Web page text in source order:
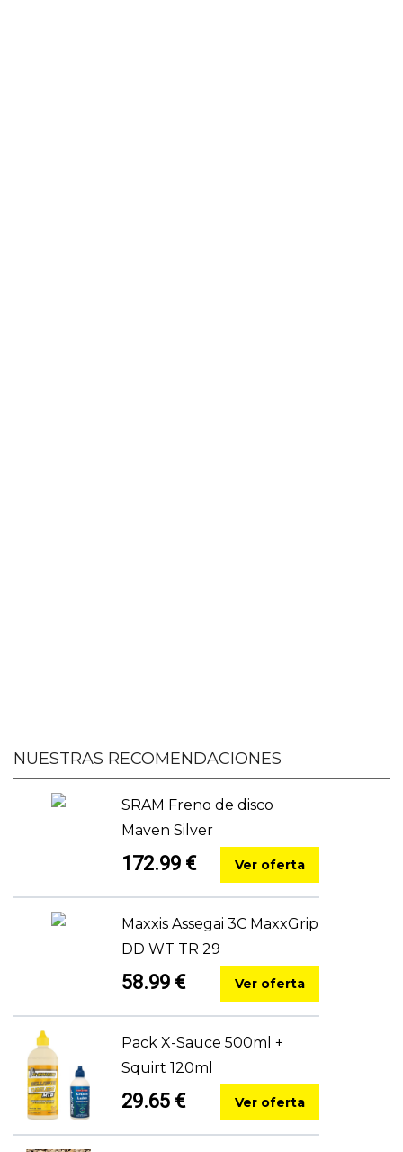
NUESTRAS RECOMENDACIONES
SRAM Freno de disco
Maven Silver
172.99 € Ver oferta
Maxxis Assegai 3C MaxxGrip
DD WT TR 29
58.99 € Ver oferta
Pack X-Sauce 500ml +
Squirt 120ml
29.65 € Ver oferta